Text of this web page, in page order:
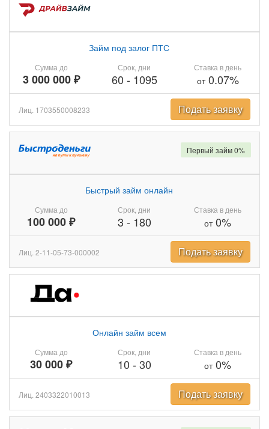
Сумма до
3 000 000 ₽
Займ под залог ПТС
Срок, дни
60 - 1095
Ставка в день
от0.07%
Лиц. 1703550008233 Подать заявку
Сумма до
100 000 ₽
Быстрый займ онлайн
Срок, дни
3 - 180
Ставка в день
от0%
Первый займ 0%
Лиц. 2-11-05-73-000002 Подать заявку
Сумма до
30 000 ₽
Онлайн займ всем
Срок, дни
10 - 30
Ставка в день
от0%
Лиц. 2403322010013 Подать заявку